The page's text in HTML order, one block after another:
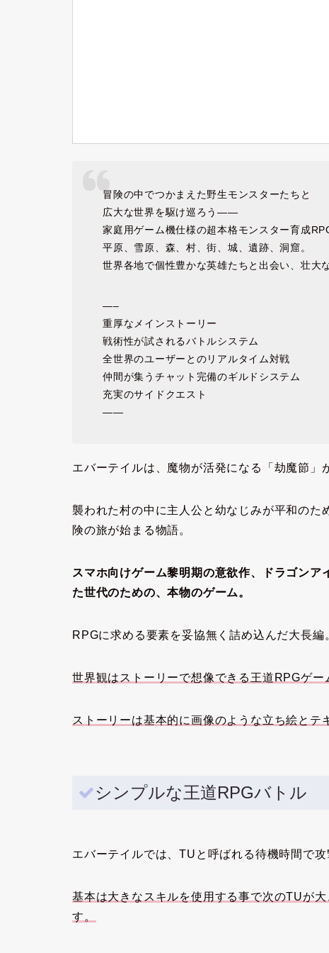
冒険の中でつかまえた野生モンスターたちと
広大な世界を駆け巡ろう——
家庭用ゲーム機仕様の超本格モンスター育成
平原、雪原、森、村、街、城、遺跡、洞窟。
世界各地で個性豊かな英雄たちと出会い、壮大
—–
重厚なメインストーリー
戦術性が試されるバトルシステム
全世界のユーザーとのリアルタイム対戦
仲間が集うチャット完備のギルドシステム
充実のサイドクエスト
——
エバーテイルは、魔物が活発になる「劫魔節」
襲われた村の中に主人公と幼なじみが平和のた
険の旅が始まる物語。
スマホ向けゲーム黎明期の意欲作、ドラゴン
た世代のための、本物のゲーム。
RPGに求める要素を妥協無く詰め込んだ大長編
世界観はストーリーで想像できる王道RPGゲー
ストーリーは基本的に画像のような立ち絵とテ
シンプルな王道RPGバトル
エバーテイルでは、TUと呼ばれる待機時間で攻
基本は大きなスキルを使用する事で次のTUが
す。